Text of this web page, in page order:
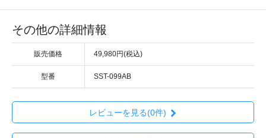
その他の詳細情報
販売価格 49,980円(税込)
型番 SST-099AB
レビューを見る(0件)